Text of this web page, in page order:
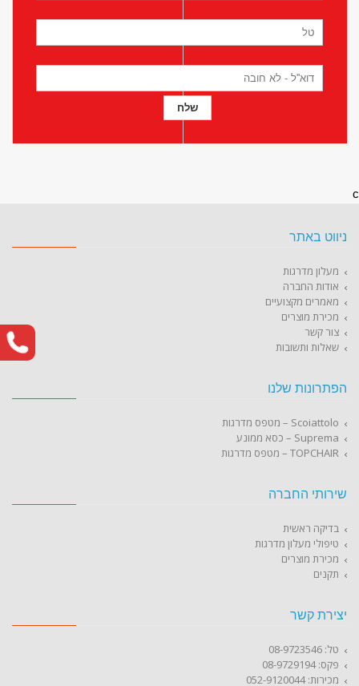
c
ניווט באתר
מעלון מדרגות
אודות החברה
מאמרים מקצועיים
מכירת מוצרים
צור קשר
שאלות ותשובות
הפתרונות שלנו
Scoiattolo – מטפס מדרגות
Suprema – כסא ממונע
TOPCHAIR – מטפס מדרגות
שירותי החברה
בדיקה ראשית
טיפולי מעלון מדרגות
מכירת מוצרים
תקנים
יצירת קשר
טל: 08-9723546
פקס: 08-9729194
מכירות: 052-9120044